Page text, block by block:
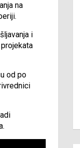
na
i
od po